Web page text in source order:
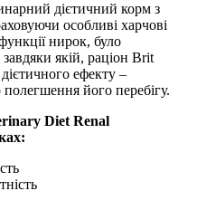
дієтичний корм з
особливі харчові
нирок, було
якій, раціон Brit
ефекту –
його перебігу.
Diet Renal